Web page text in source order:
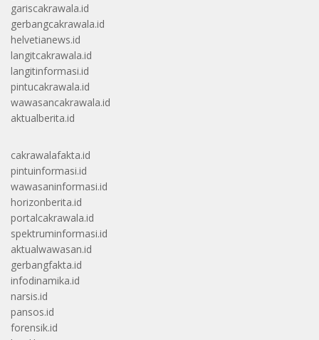
gariscakrawala.id
gerbangcakrawala.id
helvetianews.id
langitcakrawala.id
langitinformasi.id
pintucakrawala.id
wawasancakrawala.id
aktualberita.id
cakrawalafakta.id
pintuinformasi.id
wawasaninformasi.id
horizonberita.id
portalcakrawala.id
spektruminformasi.id
aktualwawasan.id
gerbangfakta.id
infodinamika.id
narsis.id
pansos.id
forensik.id